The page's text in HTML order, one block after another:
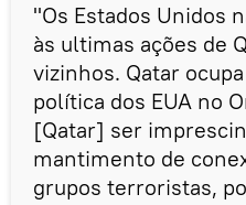
"Os Estados Unidos
às ultimas ações de
vizinhos. Qatar
política dos EUA no
[Qatar] ser
mantimento de
grupos terroristas,